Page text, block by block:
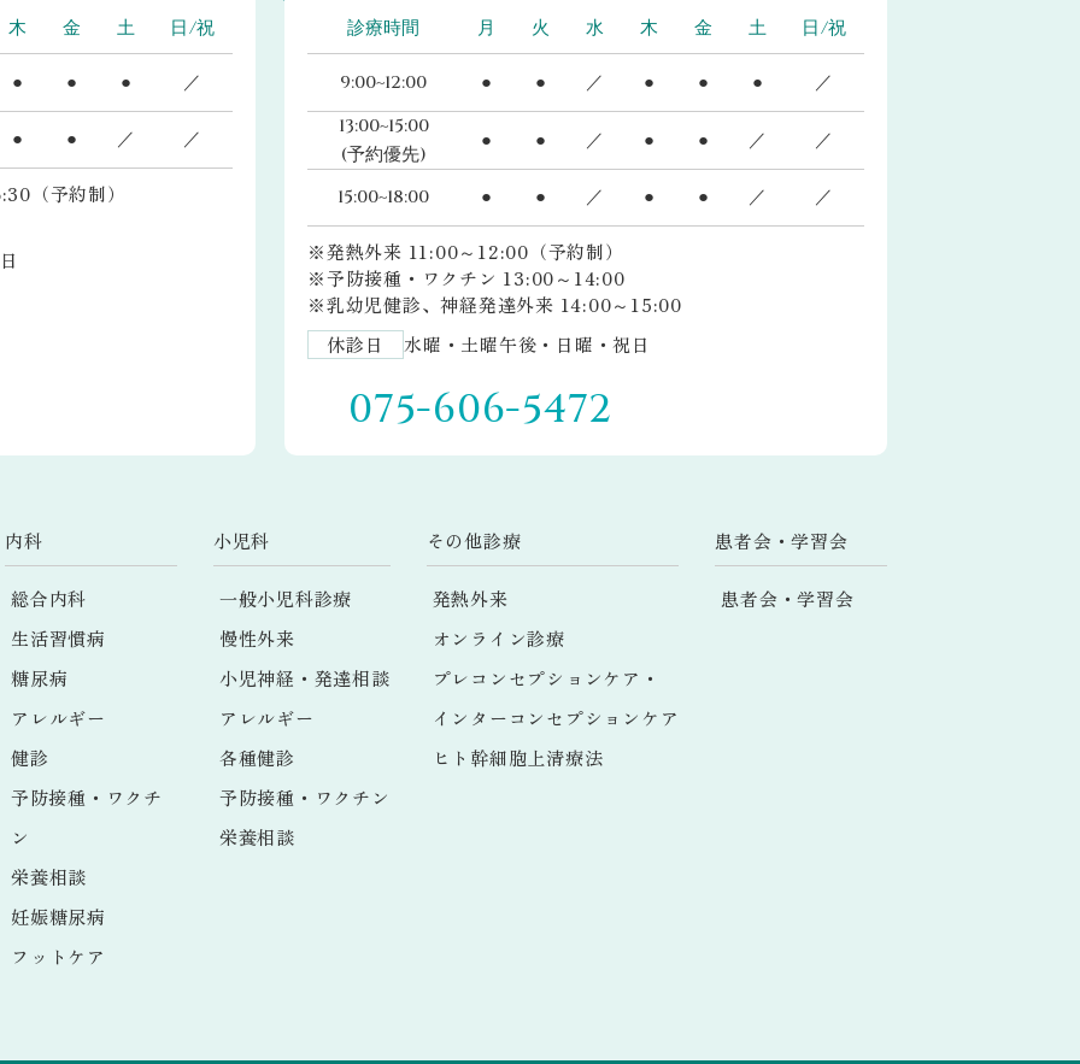
木 金 土 日/祝
● ● ● ／
● ● ／ ／
（予約制）
診療時間 月 火 水 木 金 土 日/祝
9:00~12:00 ● ● ／ ● ● ●
／
13:00~15:00
(予約優先)
● ● ／ ● ● ／ ／
15:00~18:00 ● ● ／ ● ● ／ ／
※発熱外来 11:00～12:00（予約制）
※予防接種・ワクチン 13:00～14:00
※乳幼児健診、神経発達外来 14:00～15:00
休診日
水曜・土曜午後・日曜・祝日
075-606-5472
内科
総合内科
生活習慣病
糖尿病
アレルギー
健診
予防接種・ワクチ
ン
栄養相談
妊娠糖尿病
フットケア
小児科
一般小児科診療
慢性外来
小児神経・発達相談
アレルギー
各種健診
予防接種・ワクチン
栄養相談
その他診療
発熱外来
オンライン診療
プレコンセプションケア・
インターコンセプションケア
ヒト幹細胞上清療法
患者会・学習会
患者会・学習会